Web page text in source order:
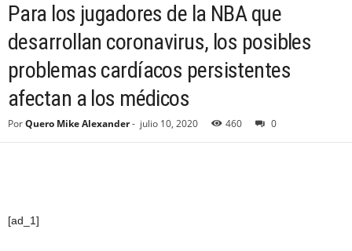
Para los jugadores de la NBA que
desarrollan coronavirus, los posibles
problemas cardíacos persistentes
afectan a los médicos
PorQuero Mike Alexander- julio 10, 2020 460 0
[ad_1]